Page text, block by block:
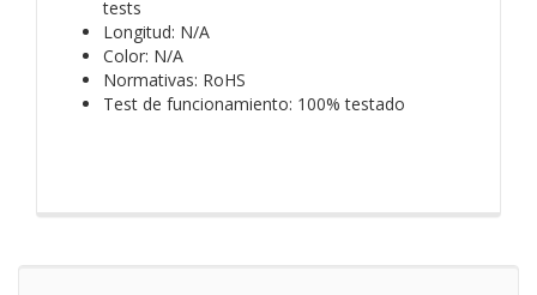
tests
Longitud: N/A
Color: N/A
Normativas: RoHS
Test de funcionamiento: 100% testado